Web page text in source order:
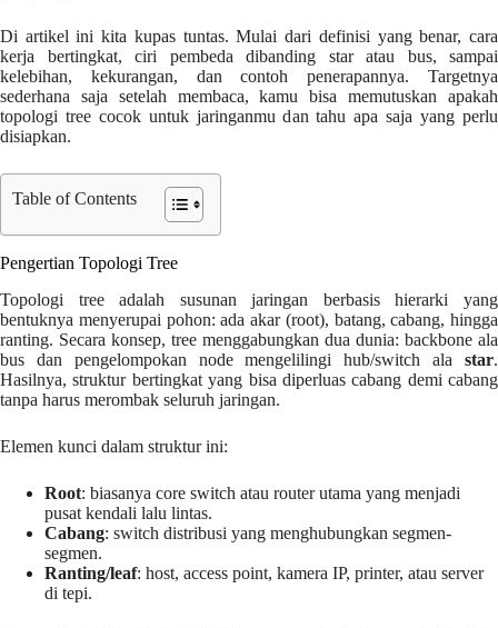
Di artikel ini kita kupas tuntas. Mulai dari definisi yang benar, cara
kerja bertingkat, ciri pembeda dibanding star atau bus, sampai
kelebihan, kekurangan, dan contoh penerapannya. Targetnya
sederhana saja setelah membaca, kamu bisa memutuskan apakah
topologi tree cocok untuk jaringanmu dan tahu apa saja yang perlu
disiapkan.
Table of Contents
Pengertian Topologi Tree
Topologi tree adalah susunan jaringan berbasis hierarki yang
bentuknya menyerupai pohon: ada akar (root), batang, cabang, hingga
ranting. Secara konsep, tree menggabungkan dua dunia: backbone ala
bus dan pengelompokan node mengelilingi hub/switch ala star.
Hasilnya, struktur bertingkat yang bisa diperluas cabang demi cabang
tanpa harus merombak seluruh jaringan.
Elemen kunci dalam struktur ini:
Root: biasanya core switch atau router utama yang menjadi
pusat kendali lalu lintas.
Cabang: switch distribusi yang menghubungkan segmen-
segmen.
Ranting/leaf: host, access point, kamera IP, printer, atau server
di tepi.